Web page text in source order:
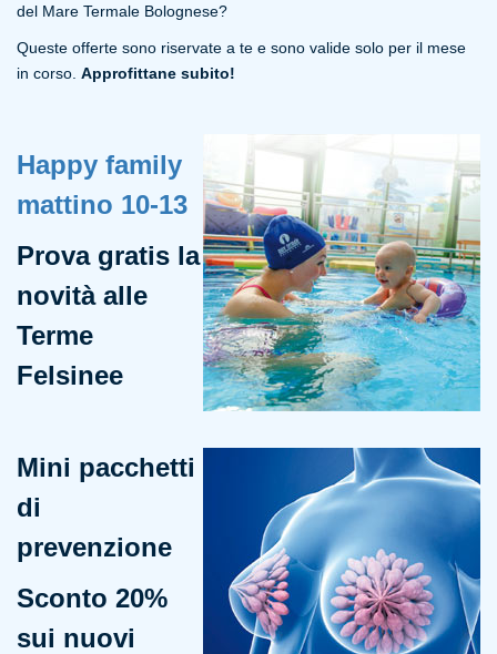
del Mare Termale Bolognese?
Queste offerte sono riservate a te e sono valide solo per il mese
in corso. Approfittane subito!
Happy family
mattino 10-13
Prova gratis la
novità alle
Terme
Felsinee
Mini pacchetti
di
prevenzione
Sconto 20%
sui nuovi